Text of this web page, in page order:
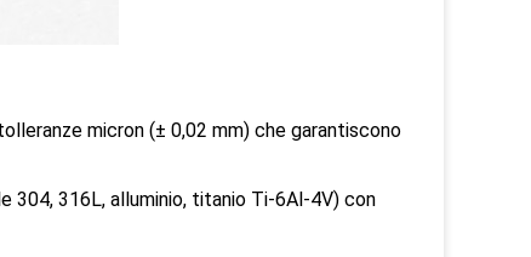
micron (± 0,02 mm) che garantiscono
304, 316L, alluminio, titanio Ti-6Al-4V) con